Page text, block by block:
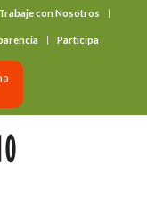
Trabaje con Nosotros
Participa